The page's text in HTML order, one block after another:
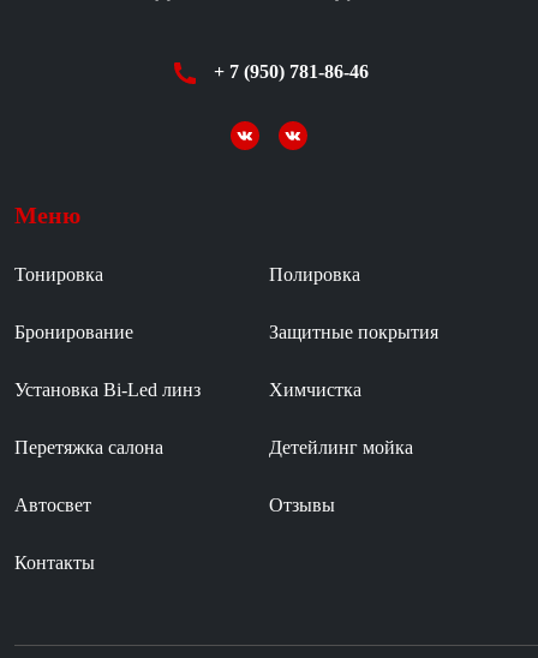
+ 7 (950) 781-86-46
Меню
Тонировка Полировка
Бронирование Защитные покрытия
Установка Bi-Led линз Химчистка
Перетяжка салона Детейлинг мойка
Автосвет Отзывы
Контакты